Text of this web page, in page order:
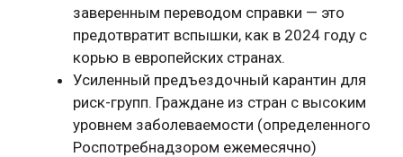
заверенным переводом справки — это
предотвратит вспышки, как в 2024 году с
корью в европейских странах.
Усиленный предъездочный карантин для
риск-групп. Граждане из стран с высоким
уровнем заболеваемости (определенного
Роспотребнадзором ежемесячно)